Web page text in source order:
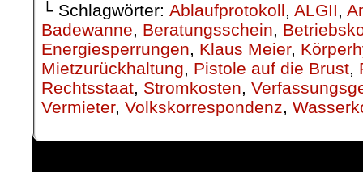
└ Schlagwörter: Ablaufprotokoll, ALGII,
Badewanne, Beratungsschein,
Energiesperrungen, Klaus Meier,
Mietzurückhaltung, Pistole auf die Brust,
Rechtsstaat, Stromkosten,
Vermieter, Volkskorrespondenz,